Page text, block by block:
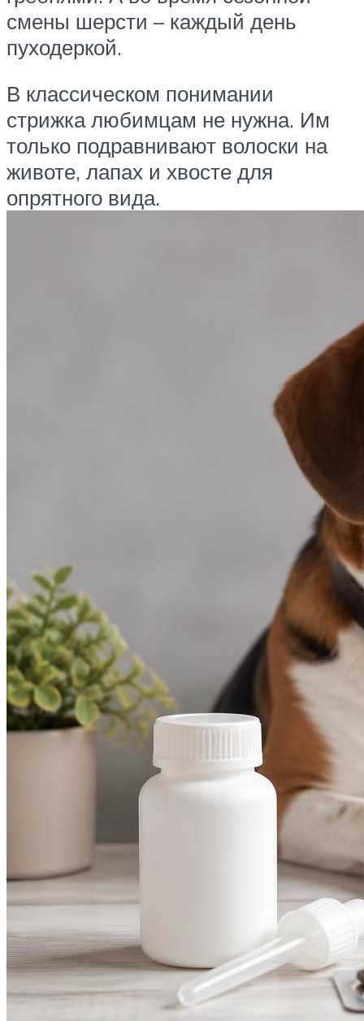
смены шерсти – каждый день
пуходеркой.
В классическом понимании
стрижка любимцам не нужна. Им
только подравнивают волоски на
животе, лапах и хвосте для
опрятного вида.